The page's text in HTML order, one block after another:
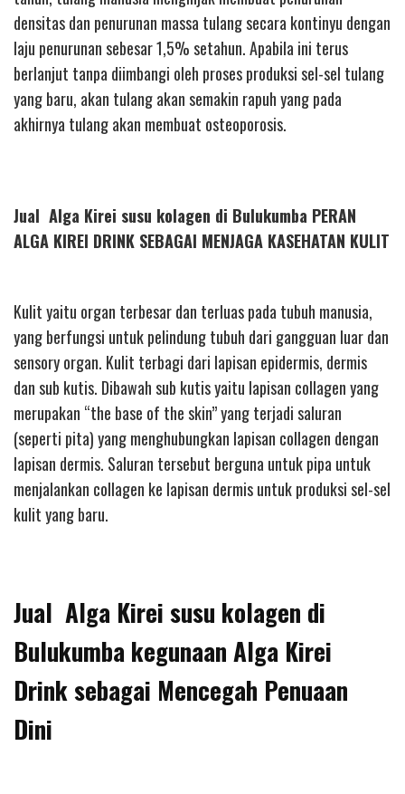
densitas dan penurunan massa tulang secara kontinyu dengan
laju penurunan sebesar 1,5% setahun. Apabila ini terus
berlanjut tanpa diimbangi oleh proses produksi sel-sel tulang
yang baru, akan tulang akan semakin rapuh yang pada
akhirnya tulang akan membuat osteoporosis.
Jual Alga Kirei susu kolagen di Bulukumba PERAN
ALGA KIREI DRINK SEBAGAI MENJAGA KASEHATAN KULIT
Kulit yaitu organ terbesar dan terluas pada tubuh manusia,
yang berfungsi untuk pelindung tubuh dari gangguan luar dan
sensory organ. Kulit terbagi dari lapisan epidermis, dermis
dan sub kutis. Dibawah sub kutis yaitu lapisan collagen yang
merupakan “the base of the skin” yang terjadi saluran
(seperti pita) yang menghubungkan lapisan collagen dengan
lapisan dermis. Saluran tersebut berguna untuk pipa untuk
menjalankan collagen ke lapisan dermis untuk produksi sel-sel
kulit yang baru.
Jual Alga Kirei susu kolagen di
Bulukumba kegunaan Alga Kirei
Drink sebagai Mencegah Penuaan
Dini